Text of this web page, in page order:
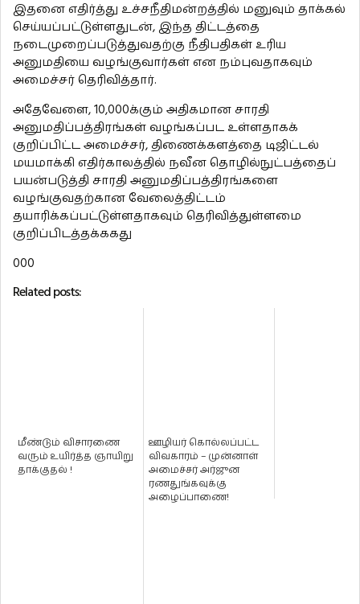
இதனை எதிர்த்து உச்சநீதிமன்றத்தில் மனுவும் தாக்கல்
செய்யப்பட்டுள்ளதுடன், இந்த திட்டத்தை
நடைமுறைப்படுத்துவதற்கு நீதிபதிகள் உரிய
அனுமதியை வழங்குவார்கள் என நம்புவதாகவும்
அமைச்சர் தெரிவித்தார்.
அதேவேளை, 10,000க்கும் அதிகமான சாரதி
அனுமதிப்பத்திரங்கள் வழங்கப்பட உள்ளதாகக்
குறிப்பிட்ட அமைச்சர், திணைக்களத்தை டிஜிட்டல்
மயமாக்கி எதிர்காலத்தில் நவீன தொழில்நுட்பத்தைப்
பயன்படுத்தி சாரதி அனுமதிப்பத்திரங்களை
வழங்குவதற்கான வேலைத்திட்டம்
தயாரிக்கப்பட்டுள்ளதாகவும் தெரிவித்துள்ளமை
குறிப்பிடத்தக்ககது
000
Related posts:
மீண்டும் விசாரணை
வரும் உயிர்த்த ஞாயிறு
தாக்குதல் !
ஊழியர் கொல்லப்பட்ட
விவகாரம் – முன்னாள்
அமைச்சர் அர்ஜுன
ரணதுங்கவுக்கு
அழைப்பாணை!